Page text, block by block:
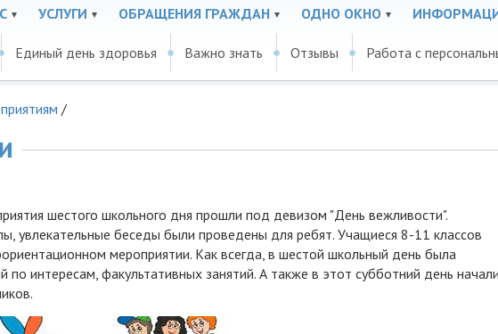
УСЛУГИ ОБРАЩЕНИЯ ГРАЖДАН ОДНО ОКНО
Единый день здоровья Важно знать Отзывы Работа с
/
шестого школьного дня прошли под девизом "День вежливости".
увлекательные беседы были проведены для ребят. Учащиеся 8-11 классов
мероприятии. Как всегда, в шестой школьный день была
по интересам, факультативных занятий. А также в этот субботний день